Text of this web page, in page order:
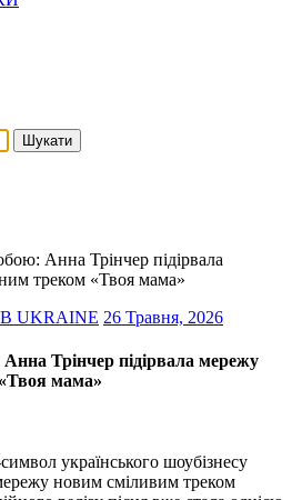
Анна Трінчер підірвала
треком «Твоя мама»
UKRAINE 26 Травня, 2026
Трінчер підірвала мережу
мама»
українського шоубізнесу
новим сміливим треком